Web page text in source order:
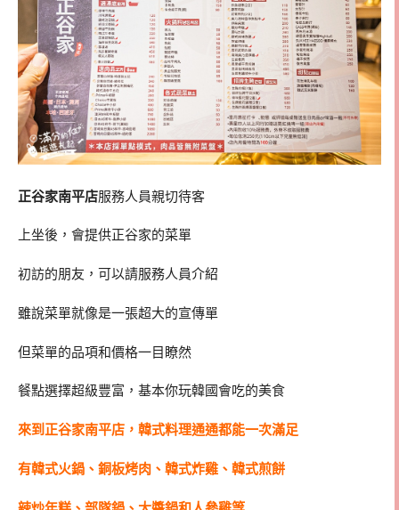
正谷家南平店服務人員親切待客
上坐後，會提供正谷家的菜單
初訪的朋友，可以請服務人員介紹
雖說菜單就像是一張超大的宣傳單
但菜單的品項和價格一目瞭然
餐點選擇超級豐富，基本你玩韓國會吃的美食
來到正谷家南平店，韓式料理通通都能一次滿足
有韓式火鍋、銅板烤肉、韓式炸雞、韓式煎餅